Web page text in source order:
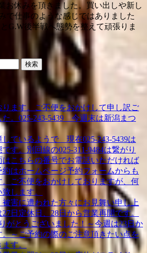
お休みを頂きました。買い出しや新し
で仕事のような感じではありました
G.W後半戦へ態勢を整えて頑張りま
ります。ご不便をおかけして申し訳ご
た。025-243-5439 今週末は新潟まつ
ているようで 現在025‐243‐5439は
す。別回線の025‐311‐9484は繋がり
はこちらの番号でお電話いただければ
はホームページ予約フォームからも
。ご不便をおかけしておりますが、何
します。
被害に遭われた方々にお見舞い申し上
日定休日、28日から営業再開です。
がとうございました！～今週は23日か
。～ご予約の際のご注意頂きたい点を
ます。